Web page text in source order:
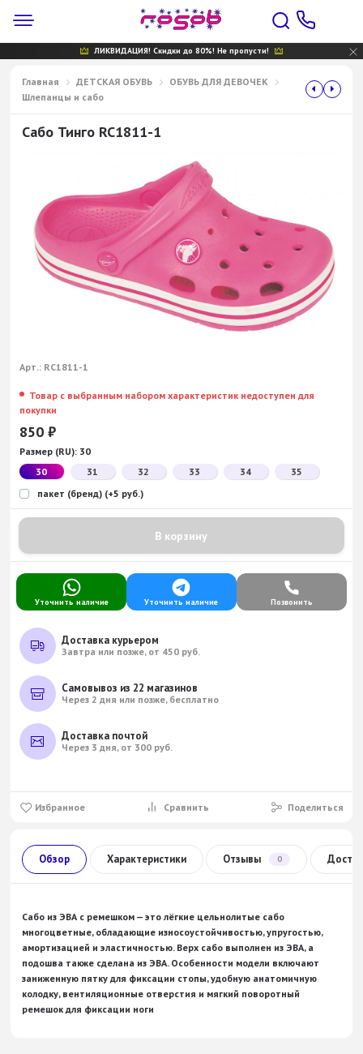
ЛИКВИДАЦИЯ! Скидки до 80%! Не пропусти!
Главная ДЕТСКАЯ ОБУВЬ
ОБУВЬ ДЛЯ ДЕВОЧЕК
Шлепанцы и сабо
Сабо Тинго RC1811-1
Арт.: RC1811-1
Товар с выбранным набором характеристик недоступен для
покупки
850 ₽
Размер (RU): 30
30
31 32 33 34
35
пакет (бренд) (+5 руб.)
В корзину
Уточнить наличие Уточнить наличие Позвонить
Доставка курьером
Завтра или позже, от 450 руб.
Самовывоз из 22 магазинов
Через 2 дня или позже, бесплатно
Доставка почтой
Через 3 дня, от 300 руб.
Избранное Сравнить Поделиться
Обзор Характеристики Отзывы 0
Сабо из ЭВА с ремешком — это лёгкие цельнолитые сабо
многоцветные,обладающие износоустойчивостью,упругостью,
амортизацией и эластичностью. Верх сабо выполнен из ЭВА,а
подошва также сделана из ЭВА. Особенности модели включают
заниженную пятку для фиксации стопы,удобную анатомичную
колодку,вентиляционные отверстия и мягкий поворотный
ремешок для фиксации ноги